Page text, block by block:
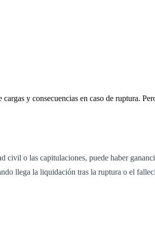
y consecuencias en caso de ruptura.
o las capitulaciones, puede haber
llega la liquidación tras la ruptura o el